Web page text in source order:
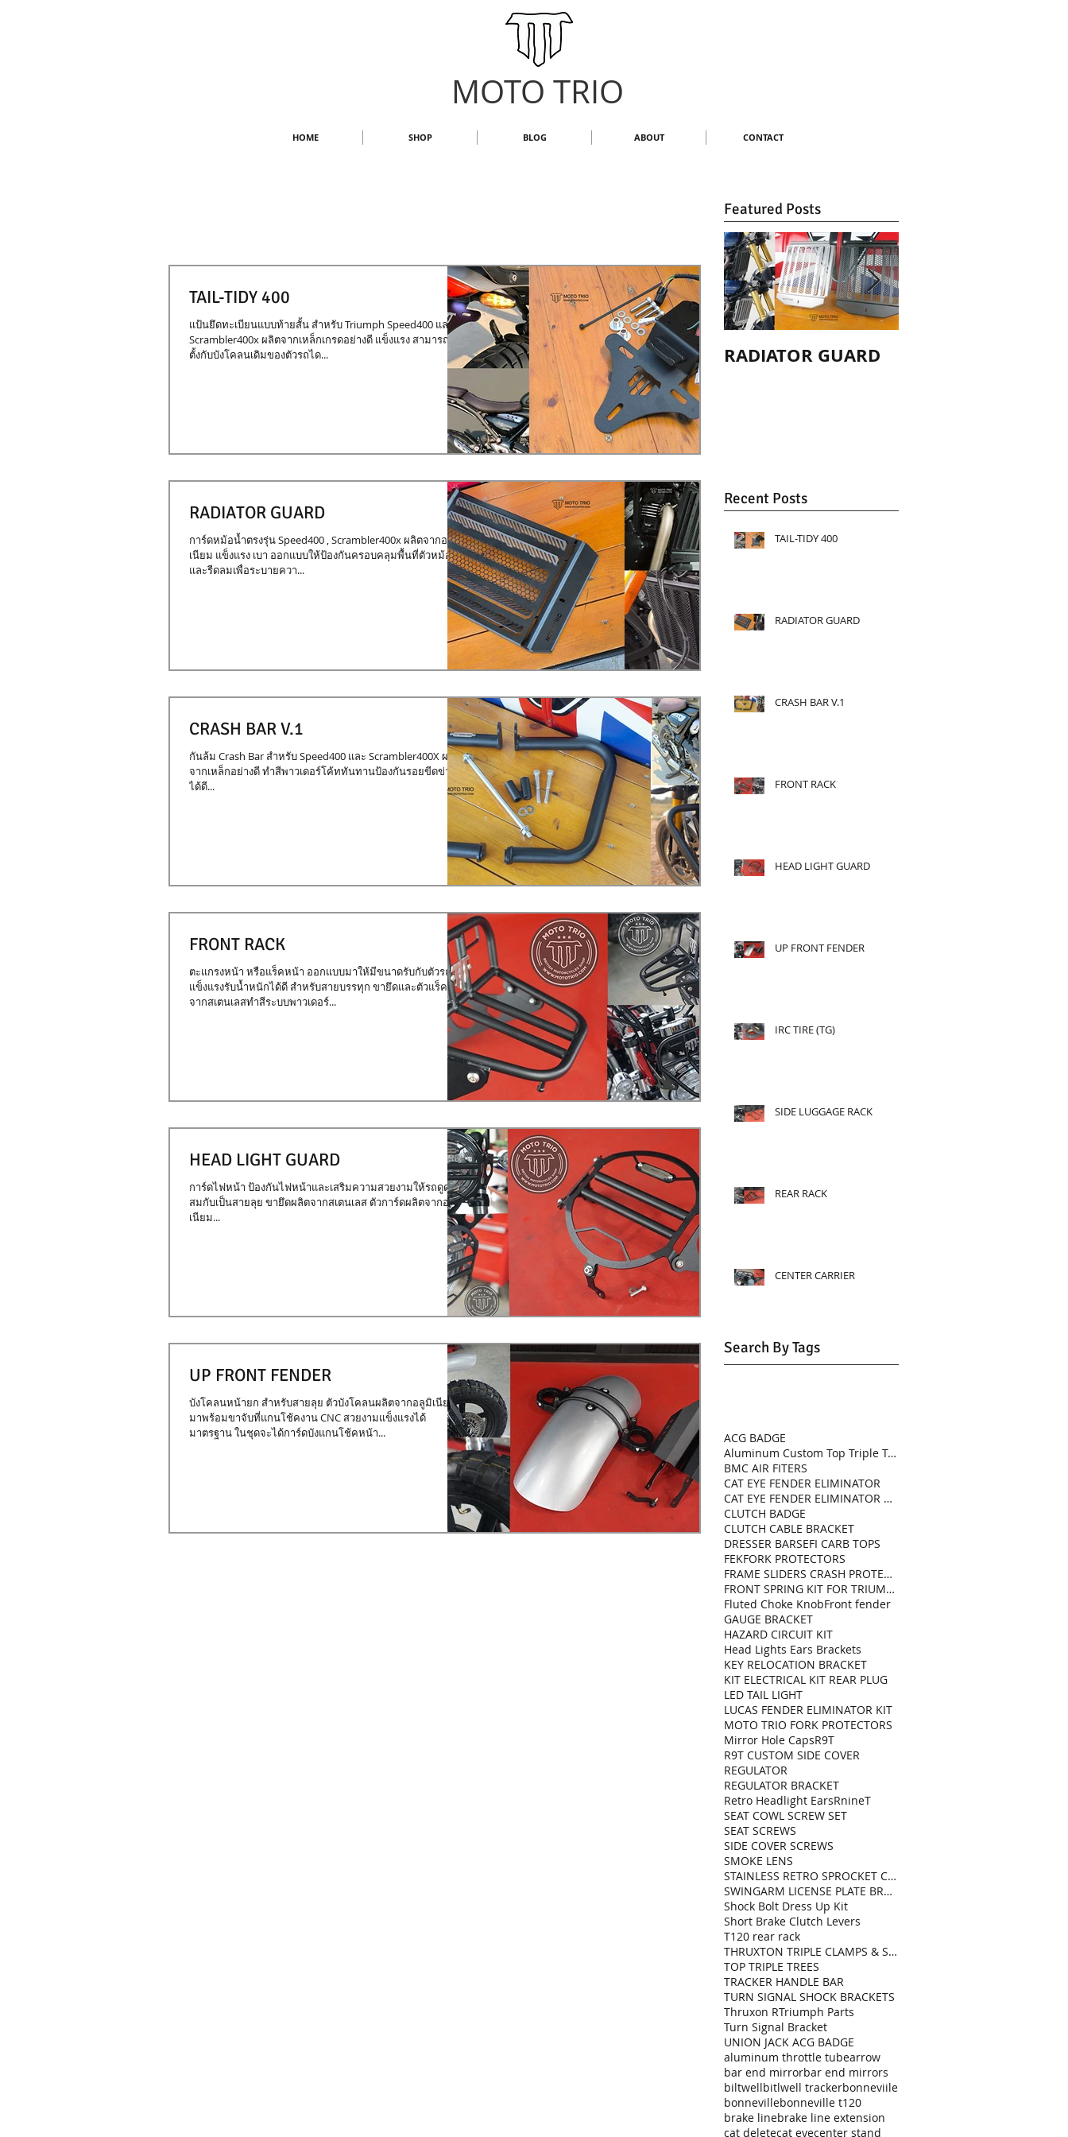
MOTO TRIO
HOME SHOP BLOG ABOUT CONTACT
Featured Posts
TAIL-TIDY 400
แป้นยึดทะเบียนแบบท้ายสั้น สำหรับ Triumph Speed400 และ
Scrambler400x ผลิตจากเหล็กเกรดอย่างดี แข็งแรง สามารถติด
ตั้งกับบังโคลนเดิมของตัวรถได...
RADIATOR GUARD
การ์ดหม้อน้ำตรงรุ่น Speed400 , Scrambler400x ผลิตจากอลูมิ
เนียม แข็งแรง เบา ออกแบบให้ป้องกันครอบคลุมพื้นที่ตัวหม้อน้ำ
และรีดลมเพื่อระบายควา...
CRASH BAR V.1
กันล้ม Crash Bar สำหรับ Speed400 และ Scrambler400X ผลิต
จากเหล็กอย่างดี ทำสีพาวเดอร์โค้ททันทานป้องกันรอยขีดข่วน
ได้ดี...
FRONT RACK
ตะแกรงหน้า หรือแร็คหน้า ออกแบบมาให้มีขนาดรับกับตัวรถ
แข็งแรงรับน้ำหนักได้ดี สำหรับสายบรรทุก ขายึดและตัวแร็คผลิต
จากสเตนเลสทำสีระบบพาวเดอร์...
HEAD LIGHT GUARD
การ์ดไฟหน้า ป้องกันไฟหน้าและเสริมความสวยงามให้รถดูดุขึ้น
สมกับเป็นสายลุย ขายึดผลิตจากสเตนเลส ตัวการ์ดผลิตจากอลูมิ
เนียม...
UP FRONT FENDER
บังโคลนหน้ายก สำหรับสายลุย ตัวบังโคลนผลิตจากอลูมิเนียม
มาพร้อมขาจับที่แกนโช้คงาน CNC สวยงามแข็งแรงได้
มาตรฐาน ในชุดจะได้การ์ดบังแกนโช้คหน้า...
RADIATOR GUARD
Recent Posts
TAIL-TIDY 400
RADIATOR GUARD
CRASH BAR V.1
FRONT RACK
HEAD LIGHT GUARD
UP FRONT FENDER
IRC TIRE (TG)
SIDE LUGGAGE RACK
REAR RACK
CENTER CARRIER
Search By Tags
ACG BADGE
Aluminum Custom Top Triple Tree
BMC AIR FITERS
CAT EYE FENDER ELIMINATOR
CAT EYE FENDER ELIMINATOR KIT
CLUTCH BADGE
CLUTCH CABLE BRACKET
DRESSER BARSEFI CARB TOPS
FEKFORK PROTECTORS
FRAME SLIDERS CRASH PROTECTOR
FRONT SPRING KIT FOR TRIUMPH STREET TWIN
Fluted Choke KnobFront fender
GAUGE BRACKET
HAZARD CIRCUIT KIT
Head Lights Ears Brackets
KEY RELOCATION BRACKET
KIT ELECTRICAL KIT REAR PLUG
LED TAIL LIGHT
LUCAS FENDER ELIMINATOR KIT
MOTO TRIO FORK PROTECTORS
Mirror Hole CapsR9T
R9T CUSTOM SIDE COVER
REGULATOR
REGULATOR BRACKET
Retro Headlight EarsRnineT
SEAT COWL SCREW SET
SEAT SCREWS
SIDE COVER SCREWS
SMOKE LENS
STAINLESS RETRO SPROCKET COVER
SWINGARM LICENSE PLATE BRACKET
Shock Bolt Dress Up Kit
Short Brake Clutch Levers
T120 rear rack
THRUXTON TRIPLE CLAMPS & SIGNAL LIGHT LAMP
TOP TRIPLE TREES
TRACKER HANDLE BAR
TURN SIGNAL SHOCK BRACKETS
Thruxon RTriumph Parts
Turn Signal Bracket
UNION JACK ACG BADGE
aluminum throttle tubearrow
bar end mirrorbar end mirrors
biltwellbitlwell trackerbonneviile
bonnevillebonneville t120
brake linebrake line extension
cat deletecat eyecenter stand